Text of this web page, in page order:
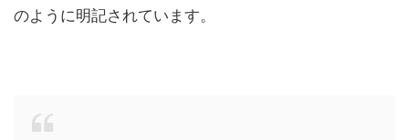
のように明記されています。